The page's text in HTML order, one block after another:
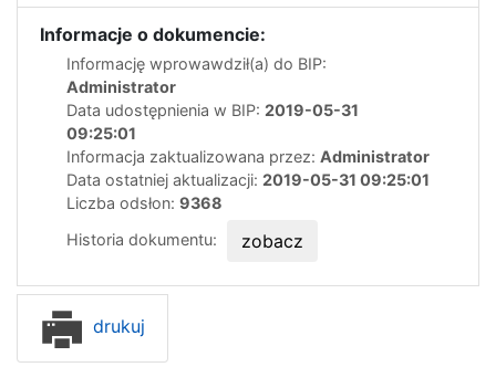
Informacje o dokumencie:
Informację wprowawdził(a) do BIP:
Administrator
Data udostępnienia w BIP: 2019-05-31
09:25:01
Informacja zaktualizowana przez: Administrator
Data ostatniej aktualizacji: 2019-05-31 09:25:01
Liczba odsłon: 9368
Historia dokumentu:
zobacz
drukuj